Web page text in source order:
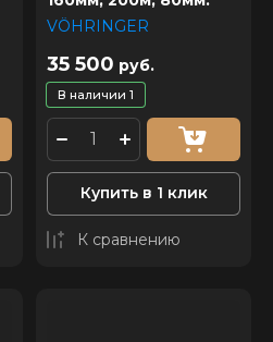
VÖHRINGER
В наличии 1
35 500 руб.
Купить в 1 клик
К сравнению